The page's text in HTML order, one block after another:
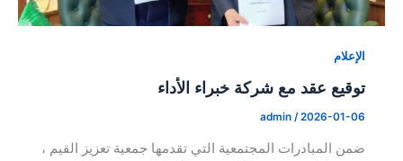
الإعلام
توقيع عقد مع شركة خبراء الأداء
admin/2026-01-06
ضمن المبادرات المجتمعية التي تقدمها جمعية تعزيز القيم ،